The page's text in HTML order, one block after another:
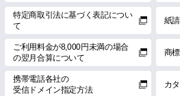
特定商取引法に基づく表記につい
て
紙
ご利用料金が8,000円未満の場合
の翌月合算について
商
携帯電話各社の
受信ドメイン指定方法
カ